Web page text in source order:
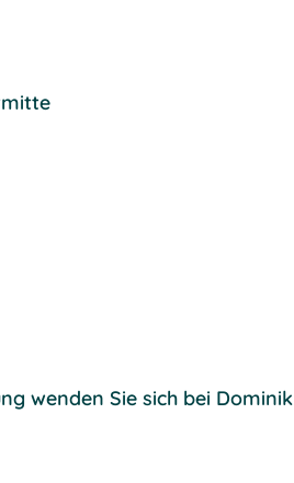
wenden Sie sich bei Dominik